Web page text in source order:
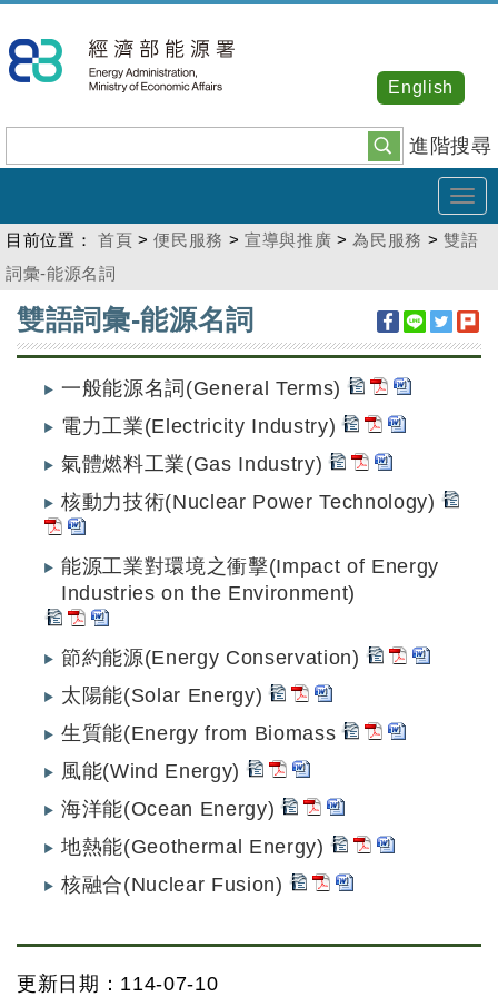
到
主
內
容
進階搜尋
English
目前位置： 首頁 >便民服務 >宣導與推廣 >為民服務 >雙語
詞彙-能源名詞
:::
雙語詞彙-能源名詞
一般能源名詞(General Terms)
電力工業(Electricity Industry)
氣體燃料工業(Gas Industry)
核動力技術(Nuclear Power Technology)
能源工業對環境之衝擊(Impact of Energy
Industries on the Environment)
節約能源(Energy Conservation)
太陽能(Solar Energy)
生質能(Energy from Biomass
風能(Wind Energy)
海洋能(Ocean Energy)
地熱能(Geothermal Energy)
核融合(Nuclear Fusion)
更新日期：114-07-10